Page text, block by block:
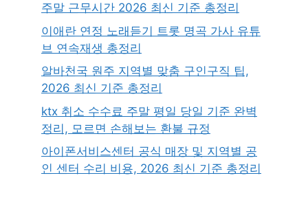
주말 근무시간 2026 최신 기준 총정리
이애란 연정 노래듣기 트롯 명곡 가사 유튜
브 연속재생 총정리
알바천국 원주 지역별 맞춤 구인구직 팁,
2026 최신 기준 총정리
ktx 취소 수수료 주말 평일 당일 기준 완벽
정리, 모르면 손해보는 환불 규정
아이폰서비스센터 공식 매장 및 지역별 공
인 센터 수리 비용, 2026 최신 기준 총정리